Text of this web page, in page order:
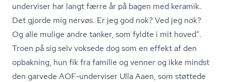
underviser har langt færre år på bagen med keramik.
Det gjorde mig nervøs. Er jeg god nok? Ved jeg nok?
Og alle mulige andre tanker, som fyldte i mit hoved”.
Troen på sig selv voksede dog som en effekt af den
opbakning, hun fik fra familie og venner og ikke mindst
den garvede AOF-underviser Ulla Aaen, som støttede